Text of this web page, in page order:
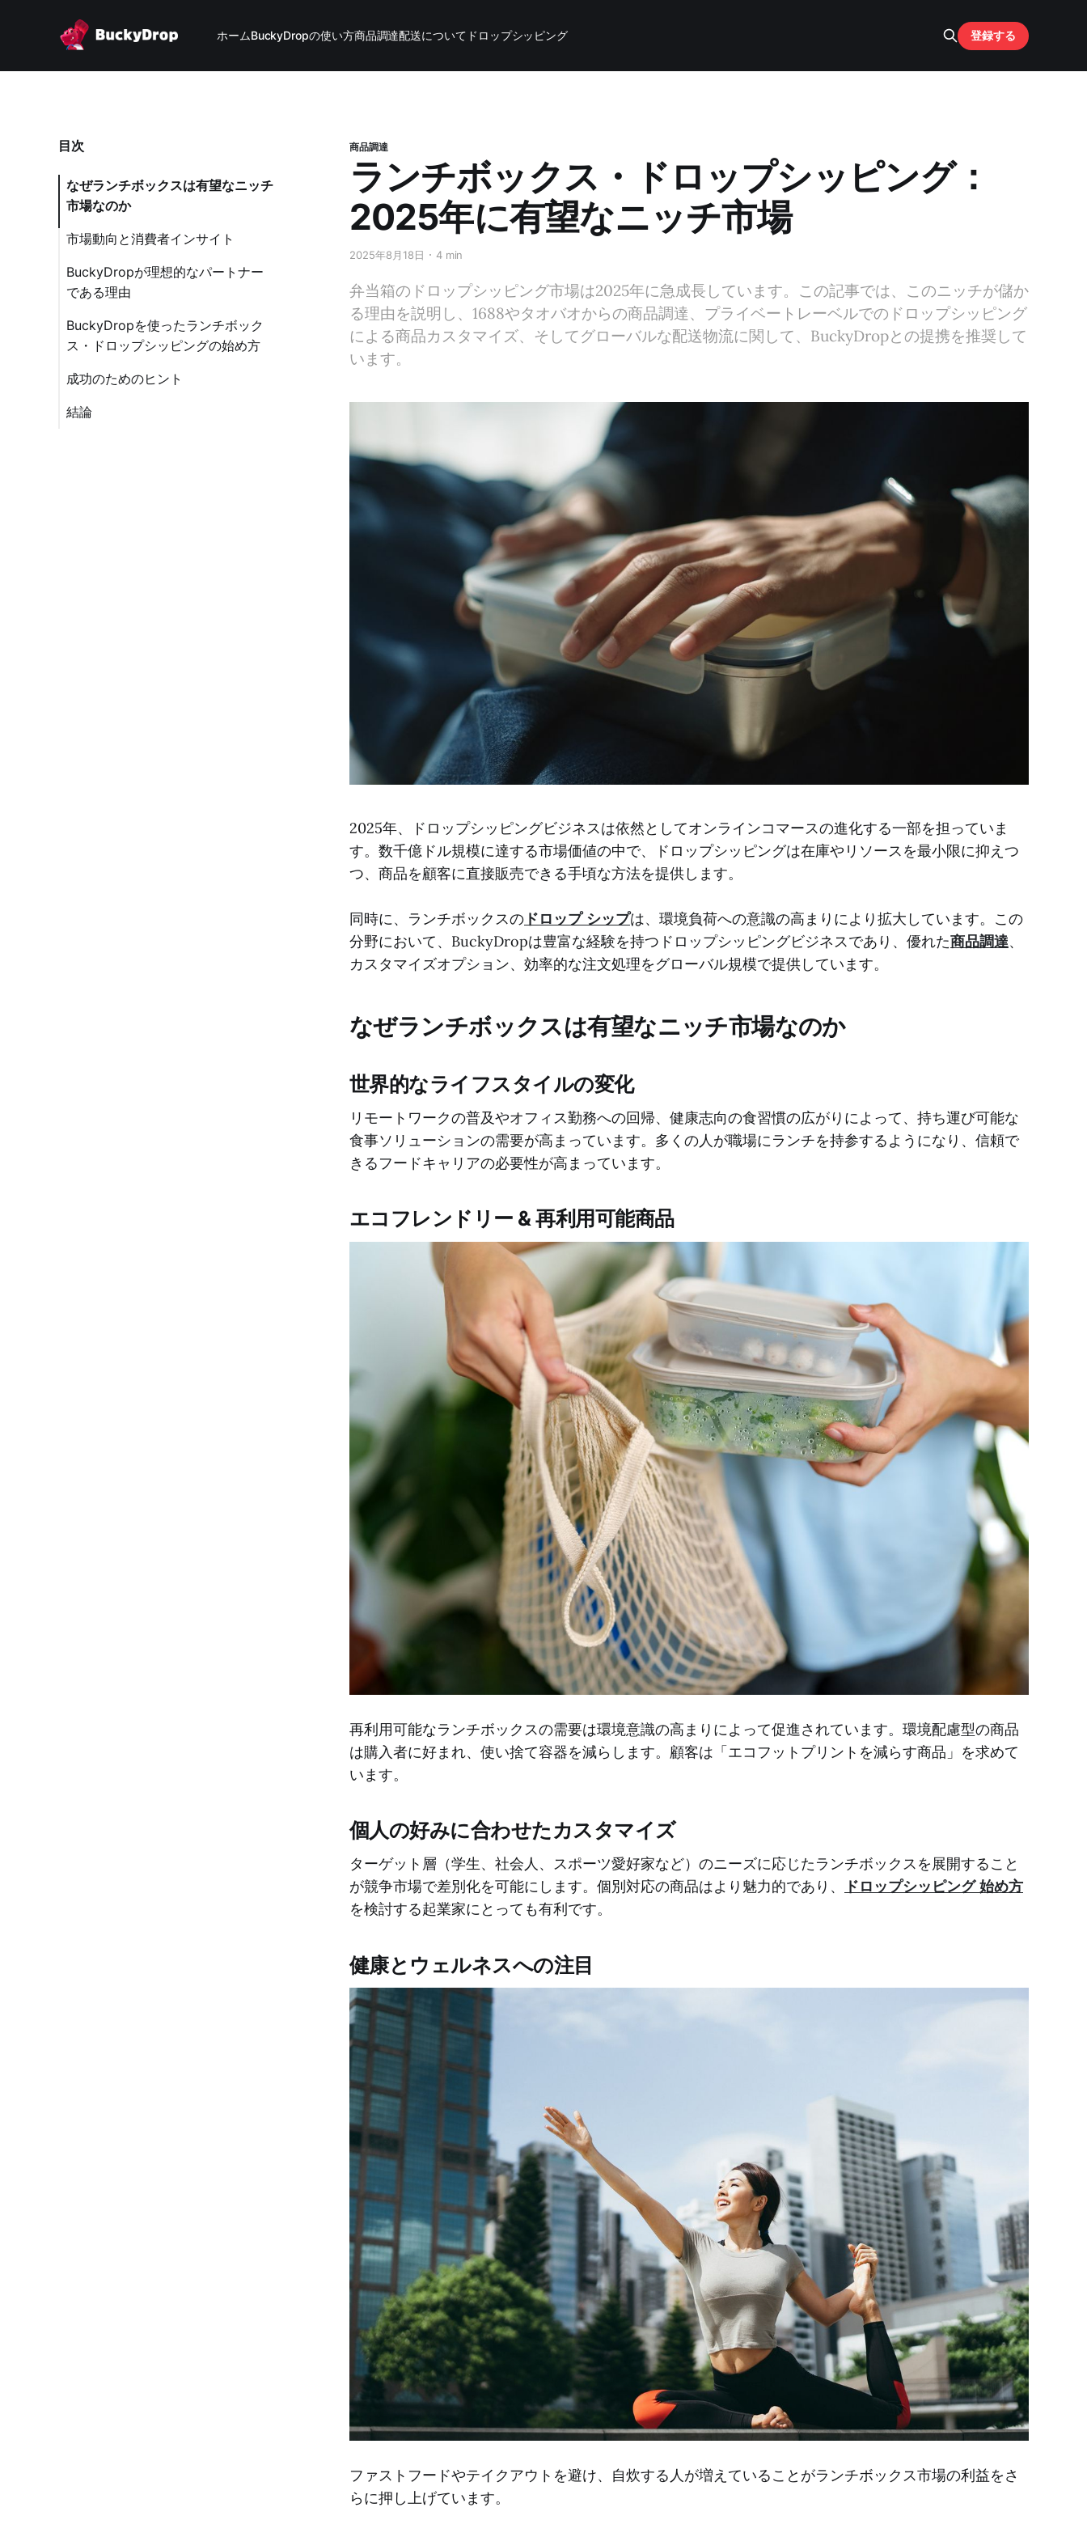
ホームBuckyDropの使い方商品調達配送について ドロップシッピング 登録する
目次
なぜランチボックスは有望なニッチ
市場なのか
市場動向と消費者インサイト
BuckyDropが理想的なパートナー
である理由
BuckyDropを使ったランチボック
ス・ドロップシッピングの始め方
成功のためのヒント
結論
商品調達
ランチボックス・ドロップシッピング：
2025年に有望なニッチ市場
2025年8月18日 4 min
弁当箱のドロップシッピング市場は2025年に急成長しています。この記事では、このニッチが儲か
る理由を説明し、1688やタオバオからの商品調達、プライベートレーベルでのドロップシッピング
による商品カスタマイズ、そしてグローバルな配送物流に関して、BuckyDropとの提携を推奨して
います。
2025年、ドロップシッピングビジネスは依然としてオンラインコマースの進化する一部を担っていま
す。数千億ドル規模に達する市場価値の中で、ドロップシッピングは在庫やリソースを最小限に抑えつ
つ、商品を顧客に直接販売できる手頃な方法を提供します。
同時に、ランチボックスの ドロップ シップは、環境負荷への意識の高まりにより拡大しています。この
分野において、BuckyDropは豊富な経験を持つドロップシッピングビジネスであり、優れた商品調達、
カスタマイズオプション、効率的な注文処理をグローバル規模で提供しています。
なぜランチボックスは有望なニッチ市場なのか
世界的なライフスタイルの変化
リモートワークの普及やオフィス勤務への回帰、健康志向の食習慣の広がりによって、持ち運び可能な
食事ソリューションの需要が高まっています。多くの人が職場にランチを持参するようになり、信頼で
きるフードキャリアの必要性が高まっています。
エコフレンドリー & 再利用可能商品
再利用可能なランチボックスの需要は環境意識の高まりによって促進されています。環境配慮型の商品
は購入者に好まれ、使い捨て容器を減らします。顧客は「エコフットプリントを減らす商品」を求めて
います。
個人の好みに合わせたカスタマイズ
ターゲット層（学生、社会人、スポーツ愛好家など）のニーズに応じたランチボックスを展開すること
が競争市場で差別化を可能にします。個別対応の商品はより魅力的であり、
ドロップシッピング 始め方
を検討する起業家にとっても有利です。
健康とウェルネスへの注目
ファストフードやテイクアウトを避け、自炊する人が増えていることがランチボックス市場の利益をさ
らに押し上げています。